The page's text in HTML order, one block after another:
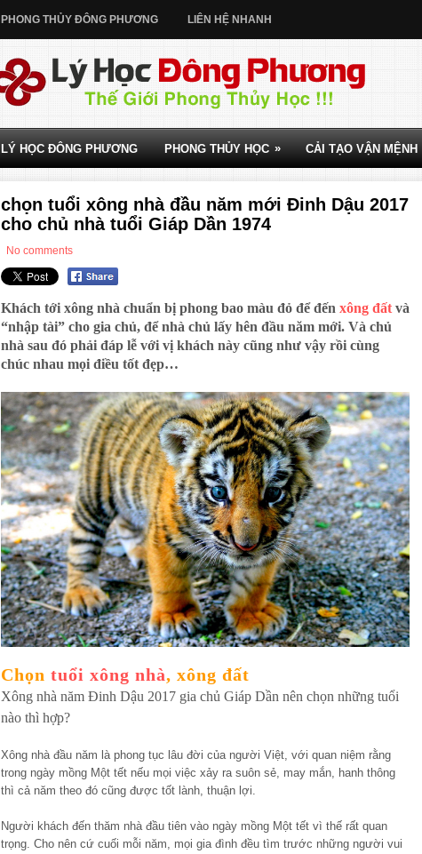
PHONG THỦY ĐÔNG PHƯƠNG LIÊN HỆ NHANH
LÝ HỌC ĐÔNG PHƯƠNG PHONG THỦY HỌC » CẢI TẠO VẬN MỆNH
chọn tuổi xông nhà đầu năm mới Đinh Dậu 2017
cho chủ nhà tuổi Giáp Dần 1974
No comments
Khách tới xông nhà chuẩn bị phong bao màu đỏ để đến xông đất và
“nhập tài” cho gia chủ, để nhà chủ lấy hên đầu năm mới. Và chủ
nhà sau đó phải đáp lễ với vị khách này cũng như vậy rồi cùng
chúc nhau mọi điều tốt đẹp…
Chọn tuổi xông nhà, xông đất
Xông nhà năm Đinh Dậu 2017 gia chủ Giáp Dần nên chọn những tuổi
nào thì hợp?
Xông nhà đầu năm là phong tục lâu đời của người Việt, với quan niệm rằng
trong ngày mồng Một tết nếu mọi việc xảy ra suôn sẻ, may mắn, hanh thông
thì cả năm theo đó cũng được tốt lành, thuận lợi.
Người khách đến thăm nhà đầu tiên vào ngày mồng Một tết vì thế rất quan
trọng. Cho nên cứ cuối mỗi năm, mọi gia đình đều tìm trước những người vui